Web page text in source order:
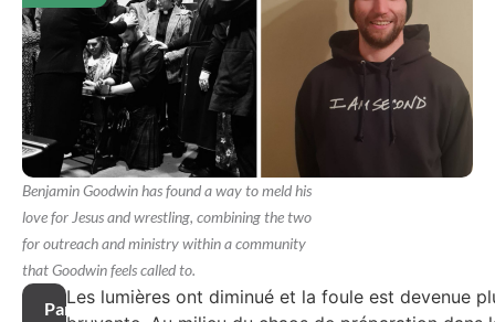
Benjamin Goodwin has found a way to meld his
love for Jesus and wrestling, combining the two
for outreach and ministry within a community
that Goodwin feels called to.
Partager
Les lumières ont diminué et la foule est devenue